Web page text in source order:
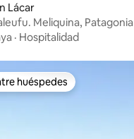
Lácar
Meliquina, Patagonia
· Hospitalidad
huéspedes preferido
huéspedes